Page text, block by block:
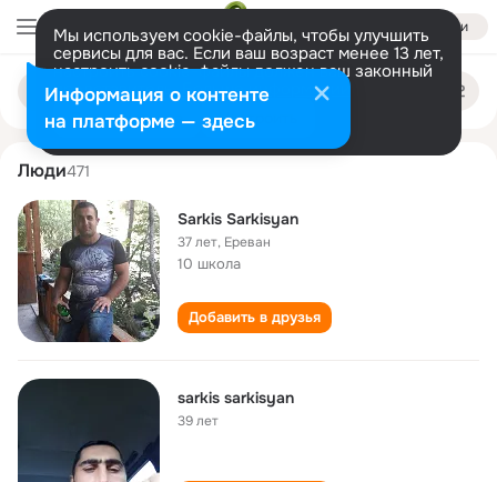
Войти
Мы используем cookie-файлы, чтобы улучшить
сервисы для вас. Если ваш возраст менее 13 лет,
настроить cookie-файлы должен ваш законный
представитель. Больше информации
Разрешить все Настроить
Поиск
людям
sarkis sarkisyan
Люди471
Sarkis Sarkisyan
37 лет, Ереван
10 школа
Добавить в друзья
sarkis sarkisyan
39 лет
Информация о контенте
на платформе — здесь